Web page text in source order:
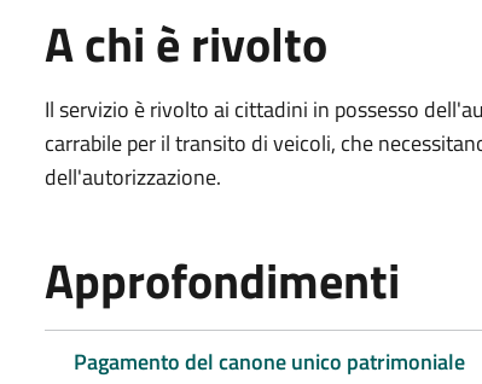
A chi è rivolto
Il servizio è rivolto ai cittadini in possesso
carrabile per il transito di veicoli, che
dell'autorizzazione.
Approfondimenti
Pagamento del canone unico patrimoniale